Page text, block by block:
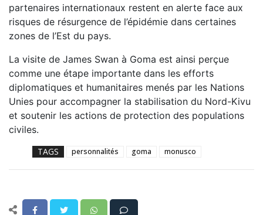
partenaires internationaux restent en alerte face aux
risques de résurgence de l’épidémie dans certaines
zones de l’Est du pays.
La visite de James Swan à Goma est ainsi perçue
comme une étape importante dans les efforts
diplomatiques et humanitaires menés par les Nations
Unies pour accompagner la stabilisation du Nord-Kivu
et soutenir les actions de protection des populations
civiles.
TAGS personnalités goma monusco